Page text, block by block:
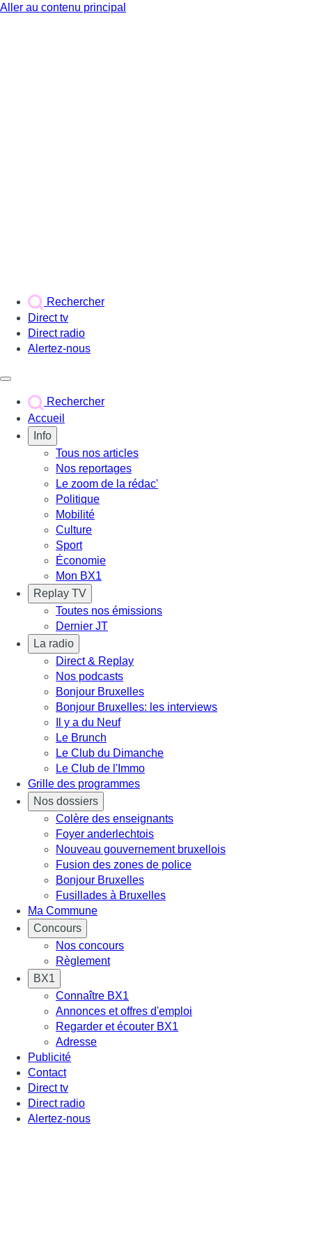
Aller au contenu principal
Rechercher
Direct tv
Direct radio
Alertez-nous
Rechercher
Accueil
Info
Tous nos articles
Nos reportages
Le zoom de la rédac'
Politique
Mobilité
Culture
Sport
Économie
Mon BX1
Replay TV
Toutes nos émissions
Dernier JT
La radio
Direct & Replay
Nos podcasts
Bonjour Bruxelles
Bonjour Bruxelles: les interviews
Il y a du Neuf
Le Brunch
Le Club du Dimanche
Le Club de l'Immo
Grille des programmes
Nos dossiers
Colère des enseignants
Foyer anderlechtois
Nouveau gouvernement bruxellois
Fusion des zones de police
Bonjour Bruxelles
Fusillades à Bruxelles
Ma Commune
Concours
Nos concours
Règlement
BX1
Connaître BX1
Annonces et offres d'emploi
Regarder et écouter BX1
Adresse
Publicité
Contact
Direct tv
Direct radio
Alertez-nous